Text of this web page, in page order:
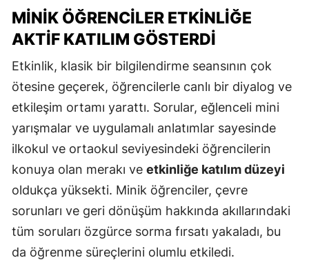
MINIK ÖĞRENCILER ETKINLIĞE
AKTIF KATILIM GÖSTERDI
Etkinlik, klasik bir bilgilendirme seansının çok
ötesine geçerek, öğrencilerle canlı bir diyalog ve
etkileşim ortamı yarattı. Sorular, eğlenceli mini
yarışmalar ve uygulamalı anlatımlar sayesinde
ilkokul ve ortaokul seviyesindeki öğrencilerin
konuya olan merakı ve etkinliğe katılım düzeyi
oldukça yüksekti. Minik öğrenciler, çevre
sorunları ve geri dönüşüm hakkında akıllarındaki
tüm soruları özgürce sorma fırsatı yakaladı, bu
da öğrenme süreçlerini olumlu etkiledi.